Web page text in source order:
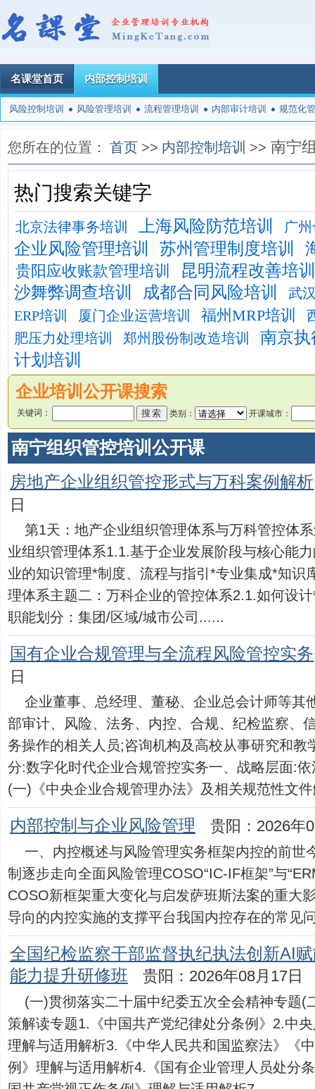
名课堂首页 内部控制培训
风险控制培训 风险管理培训 流程管理培训 内部审计培训 规范化
您所在的位置： 首页 >> 内部控制培训 >> 南宁
热门搜索关键字
北京法律事务培训 上海风险防范培训 广
企业风险管理培训 苏州管理制度培训
贵阳应收账款管理培训
昆明流程改善培训
沙舞弊调查培训
成都合同风险培训
武
ERP培训
厦门企业运营培训 福州MRP培训
肥压力处理培训
郑州股份制改造培训
南京执
计划培训
企业培训公开课搜索
关键词： 类别： 开课城市：
南宁组织管控培训公开课
房地产企业组织管控形式与万科案例解析
日
第1天：地产企业组织管理体系与万科管控体
业组织管理体系1.1.基于企业发展阶段与核心能
业的知识管理*制度、流程与指引*专业集成*知识
理体系主题二：万科企业的管控体系2.1.如何设
职能划分：集团/区域/城市公司......
国有企业合规管理与全流程风险管控实务
日
企业董事、总经理、董秘、企业总会计师等其
部审计、风险、法务、内控、合规、纪检监察、
务操作的相关人员;咨询机构及高校从事研究和教
分:数字化时代企业合规管控实务一、战略层面:
(一)《中央企业合规管理办法》及相关规范性文
内部控制与企业风险管理 贵阳：2026年
一、内控概述与风险管理实务框架内控的前世
制逐步走向全面风险管理COSO“IC-IF框架”与
COSO新框架重大变化与启发萨班斯法案的重大
导向的内控实施的支撑平台我国内控存在的常见
全国纪检监察干部监督执纪执法创新AI
能力提升研修班
贵阳：2026年08月17日
(一)贯彻落实二十届中纪委五次全会精神专题(
策解读专题1.《中国共产党纪律处分条例》2.中
理解与适用解析3.《中华人民共和国监察法》《
例》理解与适用解析4.《国有企业管理人员处分